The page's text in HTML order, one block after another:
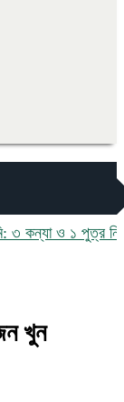
ও ১ পুত্র নিয়ে
খুন